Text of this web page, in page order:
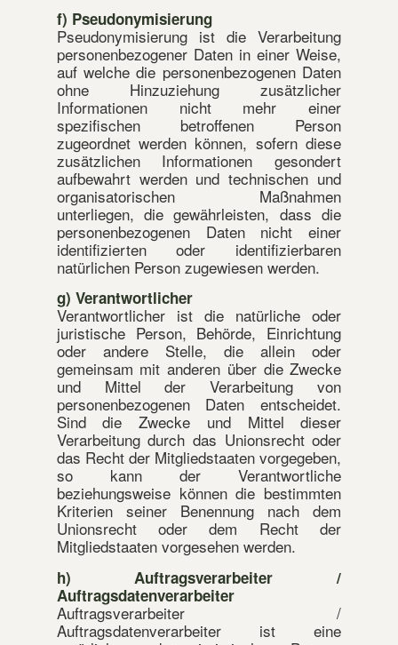
f) Pseudonymisierung
Pseudonymisierung ist die Verarbeitung
personenbezogener Daten in einer Weise,
auf welche die personenbezogenen Daten
ohne Hinzuziehung zusätzlicher
Informationen nicht mehr einer
spezifischen betroffenen Person
zugeordnet werden können, sofern diese
zusätzlichen Informationen gesondert
aufbewahrt werden und technischen und
organisatorischen Maßnahmen
unterliegen, die gewährleisten, dass die
personenbezogenen Daten nicht einer
identifizierten oder identifizierbaren
natürlichen Person zugewiesen werden.
g) Verantwortlicher
Verantwortlicher ist die natürliche oder
juristische Person, Behörde, Einrichtung
oder andere Stelle, die allein oder
gemeinsam mit anderen über die Zwecke
und Mittel der Verarbeitung von
personenbezogenen Daten entscheidet.
Sind die Zwecke und Mittel dieser
Verarbeitung durch das Unionsrecht oder
das Recht der Mitgliedstaaten vorgegeben,
so kann der Verantwortliche
beziehungsweise können die bestimmten
Kriterien seiner Benennung nach dem
Unionsrecht oder dem Recht der
Mitgliedstaaten vorgesehen werden.
h) Auftragsverarbeiter /
Auftragsdatenverarbeiter
Auftragsverarbeiter /
Auftragsdatenverarbeiter ist eine